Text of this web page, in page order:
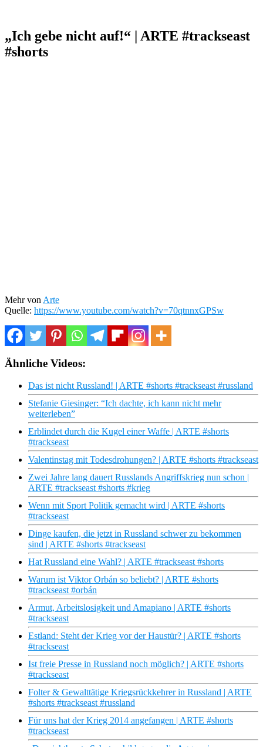
„Ich gebe nicht auf!“ | ARTE #trackseast
#shorts
Mehr von Arte
Quelle: https://www.youtube.com/watch?v=70qtnnxGPSw
Ähnliche Videos:
Das ist nicht Russland! | ARTE #shorts #trackseast #russland
Stefanie Giesinger: “Ich dachte, ich kann nicht mehr
weiterleben”
Erblindet durch die Kugel einer Waffe | ARTE #shorts
#trackseast
Valentinstag mit Todesdrohungen? | ARTE #shorts #trackseast
Zwei Jahre lang dauert Russlands Angriffskrieg nun schon |
ARTE #trackseast #shorts #krieg
Wenn mit Sport Politik gemacht wird | ARTE #shorts
#trackseast
Dinge kaufen, die jetzt in Russland schwer zu bekommen
sind | ARTE #shorts #trackseast
Hat Russland eine Wahl? | ARTE #trackseast #shorts
Warum ist Viktor Orbán so beliebt? | ARTE #shorts
#trackseast #orbán
Armut, Arbeitslosigkeit und Amapiano | ARTE #shorts
#trackseast
Estland: Steht der Krieg vor der Haustür? | ARTE #shorts
#trackseast
Ist freie Presse in Russland noch möglich? | ARTE #shorts
#trackseast
Folter & Gewalttätige Kriegsrückkehrer in Russland | ARTE
#shorts #trackseast #russland
Für uns hat der Krieg 2014 angefangen | ARTE #shorts
#trackseast